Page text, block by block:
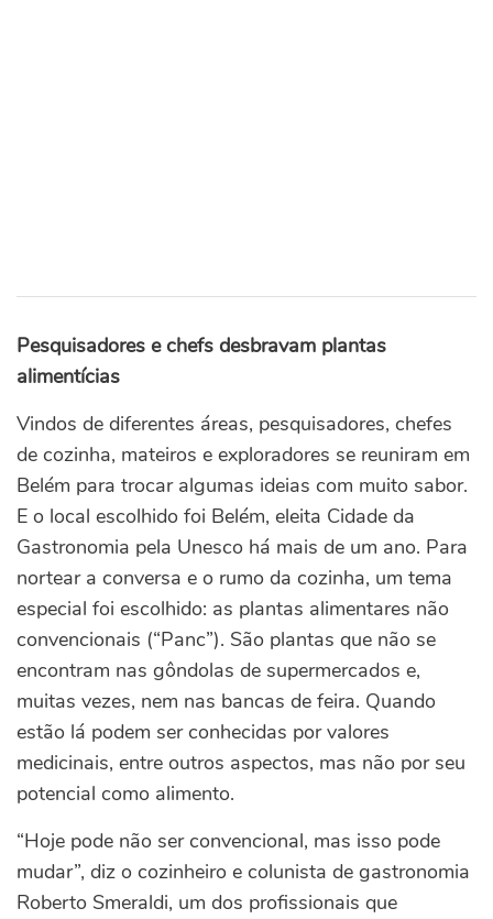
Pesquisadores e chefs desbravam plantas
alimentícias
Vindos de diferentes áreas, pesquisadores, chefes
de cozinha, mateiros e exploradores se reuniram em
Belém para trocar algumas ideias com muito sabor.
E o local escolhido foi Belém, eleita Cidade da
Gastronomia pela Unesco há mais de um ano. Para
nortear a conversa e o rumo da cozinha, um tema
especial foi escolhido: as plantas alimentares não
convencionais (“Panc”). São plantas que não se
encontram nas gôndolas de supermercados e,
muitas vezes, nem nas bancas de feira. Quando
estão lá podem ser conhecidas por valores
medicinais, entre outros aspectos, mas não por seu
potencial como alimento.
“Hoje pode não ser convencional, mas isso pode
mudar”, diz o cozinheiro e colunista de gastronomia
Roberto Smeraldi, um dos profissionais que